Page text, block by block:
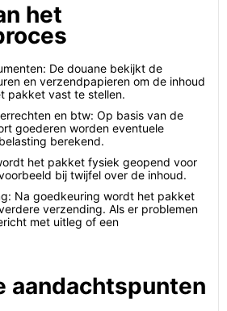
het
De douane bekijkt de
en verzendpapieren om de inhoud
pakket vast te stellen.
en btw: Op basis van de
goederen worden eventuele
berekend.
het pakket fysiek geopend voor
bij twijfel over de inhoud.
Na goedkeuring wordt het pakket
verzending. Als er problemen
met uitleg of een
aandachtspunten